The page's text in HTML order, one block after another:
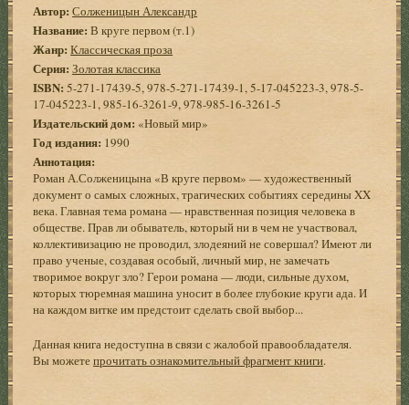
Автор: Солженицын Александр
Название: В круге первом (т.1)
Жанр: Классическая проза
Серия: Золотая классика
ISBN: 5-271-17439-5, 978-5-271-17439-1, 5-17-045223-3, 978-5-
17-045223-1, 985-16-3261-9, 978-985-16-3261-5
Издательский дом: «Новый мир»
Год издания: 1990
Аннотация:
Роман А.Солженицына «В круге первом» — художественный
документ о самых сложных, трагических событиях середины XX
века. Главная тема романа — нравственная позиция человека в
обществе. Прав ли обыватель, который ни в чем не участвовал,
коллективизацию не проводил, злодеяний не совершал? Имеют ли
право ученые, создавая особый, личный мир, не замечать
творимое вокруг зло? Герои романа — люди, сильные духом,
которых тюремная машина уносит в более глубокие круги ада. И
на каждом витке им предстоит сделать свой выбор...
Данная книга недоступна в связи с жалобой правообладателя.
Вы можетепрочитать ознакомительный фрагмент книги.